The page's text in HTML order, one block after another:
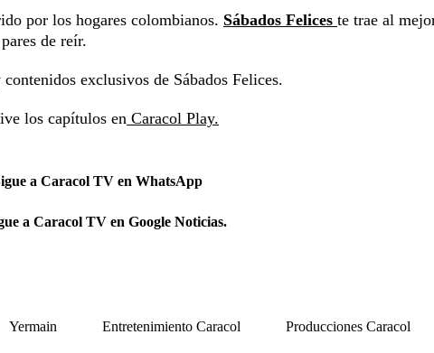
por los hogares colombianos. Sábados Felices te trae al
de reír.
exclusivos de Sábados Felices.
los capítulos en Caracol Play.
a Caracol TV en WhatsApp
a Caracol TV en Google Noticias.
Yermain Entretenimiento Caracol
Producciones Caracol